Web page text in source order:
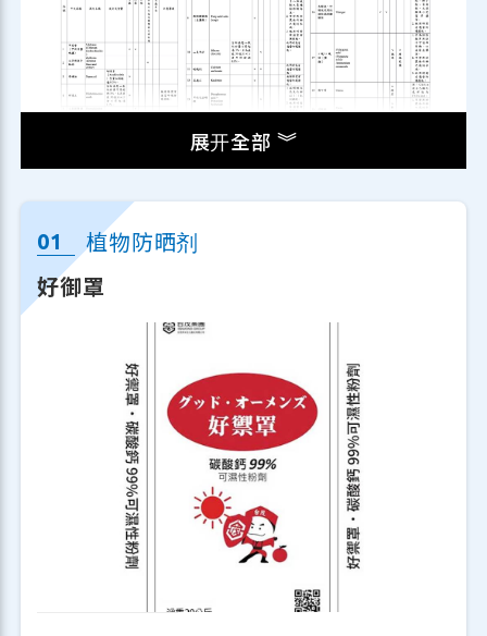
友善之低毒性的防治资材，自2020年7月
起增加免登记植物保护资材补助，每公顷
最高补助5,000元，至2022年累积补助面
积为29,159公顷。免登记植物保护资材有
助于提升农民对新型防治资材的使用意
愿，逐步降低农民对化学农药的依赖，并
促进环境友善资材之推广应用。
展开全部 ︾
植物防晒剂
好御罩